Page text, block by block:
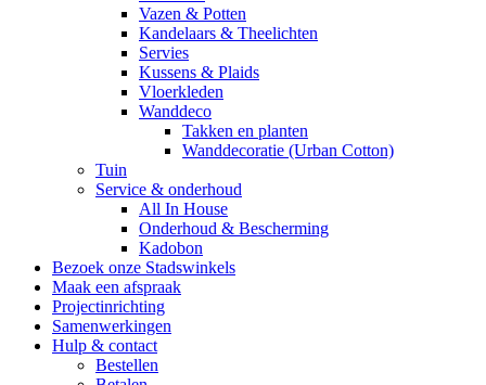
Vazen & Potten
Kandelaars & Theelichten
Servies
Kussens & Plaids
Vloerkleden
Wanddeco
Takken en planten
Wanddecoratie (Urban Cotton)
Tuin
Service & onderhoud
All In House
Onderhoud & Bescherming
Kadobon
Bezoek onze Stadswinkels
Maak een afspraak
Projectinrichting
Samenwerkingen
Hulp & contact
Bestellen